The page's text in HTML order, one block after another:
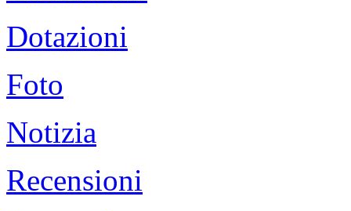
Dotazioni
Foto
Notizia
Recensioni